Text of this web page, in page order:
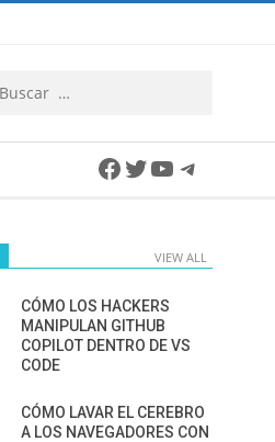
Facebook
Twitter
YouTube
VIEW ALL
CÓMO LOS HACKERS
MANIPULAN GITHUB
COPILOT DENTRO DE VS
CODE
CÓMO LAVAR EL CEREBRO
A LOS NAVEGADORES CON